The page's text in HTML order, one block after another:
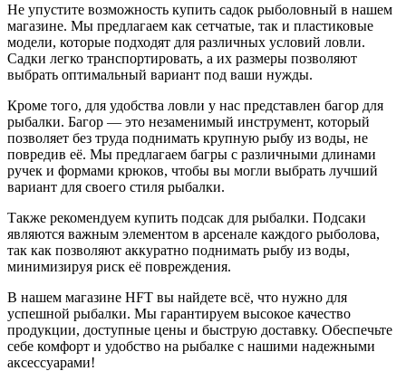
Не упустите возможность купить садок рыболовный в нашем
магазине. Мы предлагаем как сетчатые, так и пластиковые
модели, которые подходят для различных условий ловли.
Садки легко транспортировать, а их размеры позволяют
выбрать оптимальный вариант под ваши нужды.
Кроме того, для удобства ловли у нас представлен багор для
рыбалки. Багор — это незаменимый инструмент, который
позволяет без труда поднимать крупную рыбу из воды, не
повредив её. Мы предлагаем багры с различными длинами
ручек и формами крюков, чтобы вы могли выбрать лучший
вариант для своего стиля рыбалки.
Также рекомендуем купить подсак для рыбалки. Подсаки
являются важным элементом в арсенале каждого рыболова,
так как позволяют аккуратно поднимать рыбу из воды,
минимизируя риск её повреждения.
В нашем магазине HFT вы найдете всё, что нужно для
успешной рыбалки. Мы гарантируем высокое качество
продукции, доступные цены и быструю доставку. Обеспечьте
себе комфорт и удобство на рыбалке с нашими надежными
аксессуарами!